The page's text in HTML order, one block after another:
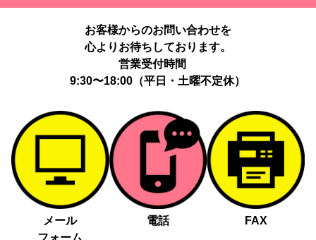
お客様からのお問い合わせを
心よりお待ちしております。
営業受付時間
9:30〜18:00（平日・土曜不定休）
メール
電話 FAX